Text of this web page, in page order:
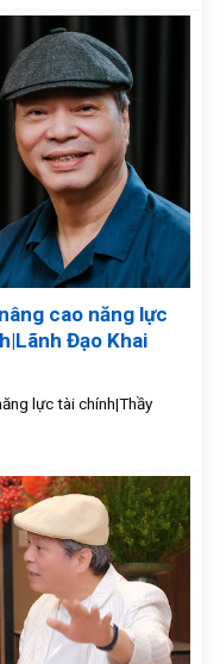
cao năng lực
Đạo Khai
lực tài chính|Thầy